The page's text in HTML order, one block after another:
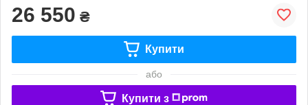
26 550 ₴
Купити
або
Купити з